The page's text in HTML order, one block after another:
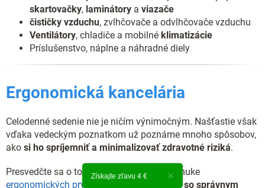
skartovačky, laminátory a viazače
čističky vzduchu, zvlhčovače a odvlhčovače vzduchu
Ventilátory, chladiče a mobilné klimatizácie
Príslušenstvo, náplne a náhradné diely
Ergonomická kancelária
Celodenné sedenie nie je ničím výnimočným. Našťastie však
vďaka vedeckým poznatkom už poznáme mnoho spôsobov,
ako si ho spríjemniť a minimalizovať zdravotné riziká.
Presvedčte sa o tom sami vďaka našej ponuke
ergonomických prvkov, ktoré
vám pomôžu so správnym
Získajte zľavu 4 € ×